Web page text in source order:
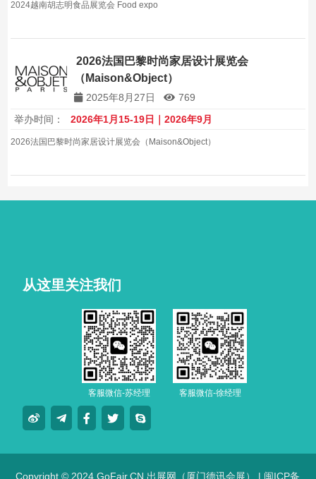
2024越南胡志明食品展览会 Food expo
2026法国巴黎时尚家居设计展览会
（Maison&Object）
2025年8月27日
769
举办时间：
2026年1月15-19日｜2026年9月
2026法国巴黎时尚家居设计展览会（Maison&Object）
从这里关注我们
客服微信-苏经理 客服微信-徐经理
Copyright © 2024 GoFair.CN 出展网（厦门德讯会展） | 闽ICP备